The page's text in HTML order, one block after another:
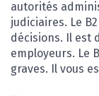
autorités
judiciaires. Le
décisions. Il est
employeurs. Le
graves. Il vous